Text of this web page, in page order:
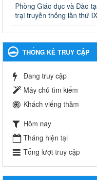
Hướng dẫn thực hiện
2024-2025
Hướng dẫn thực hiện
2025
Ngày ban hành: 26/09/2024
Tổ chức các hoạt động hè
Ngày ban hành: 24/05/2024
Tổ chức phong trào
Tổ chức phong trào trồng
tạo năm 2024
Ngày ban hành: 16/05/2024
Thông báo về việc treo
ngày Giải phóng hoàn
Phòng Giáo dục và Đào
trại truyền thống lần thứ
THỐNG KÊ TRUY CẬP
Đang truy cập
Máy chủ tìm kiếm
Khách viếng thăm
Hôm nay
Tháng hiện tại
Tổng lượt truy cập